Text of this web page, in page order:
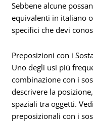
Sebbene alcune
equivalenti in italiano
specifici che devi
Preposizioni con i
Uno degli usi più
combinazione con i
descrivere la
spaziali tra oggetti.
preposizionali con i